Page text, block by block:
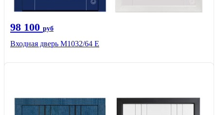
98 100 руб
Входная дверь М1032/64 Е